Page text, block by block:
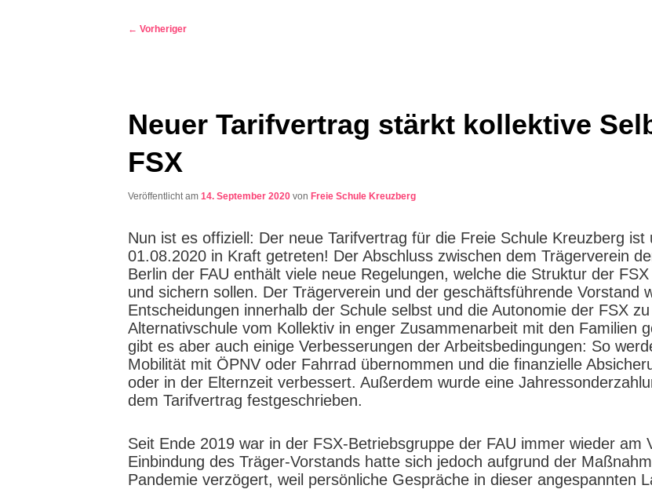
Beitragsnavigation
← Vorheriger
Neuer Tarifvertrag stärkt kollektive
FSX
Veröffentlicht am14. September 2020 von Freie Schule Kreuzberg
Nun ist es offiziell: Der neue Tarifvertrag für die Freie Schule Kreuzberg
01.08.2020 in Kraft getreten! Der Abschluss zwischen dem Trägerverein
Berlin der FAU enthält viele neue Regelungen, welche die Struktur der
und sichern sollen. Der Trägerverein und der geschäftsführende Vorstand
Entscheidungen innerhalb der Schule selbst und die Autonomie der FSX
Alternativschule vom Kollektiv in enger Zusammenarbeit mit den Familien
gibt es aber auch einige Verbesserungen der Arbeitsbedingungen: So
Mobilität mit ÖPNV oder Fahrrad übernommen und die finanzielle
oder in der Elternzeit verbessert. Außerdem wurde eine
dem Tarifvertrag festgeschrieben.
Seit Ende 2019 war in der FSX-Betriebsgruppe der FAU immer wieder
Einbindung des Träger-Vorstands hatte sich jedoch aufgrund der
Pandemie verzögert, weil persönliche Gespräche in dieser angespannten